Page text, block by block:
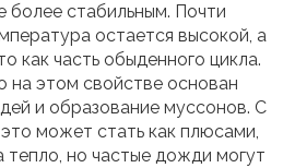
более стабильным. Почти
остается высокой, а
как часть обыденного цикла.
на этом свойстве основан
и образование муссонов. С
может стать как плюсами,
тепло, но частые дожди могут